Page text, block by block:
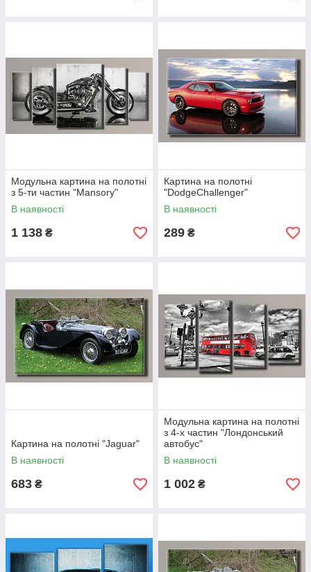
Модульна картина на полотні
з 5-ти частин "Mansory"
В наявності
1 138 ₴
Картина на полотні
"DodgeChallenger"
В наявності
289 ₴
Картина на полотні "Jaguar"
В наявності
683 ₴
Модульна картина на полотні
з 4-х частин "Лондонський
автобус"
В наявності
1 002 ₴